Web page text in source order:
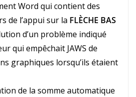
Word qui contient des
de l’appui sur la FLÈCHE BAS
d’un problème indiqué
qui empêchait JAWS de
graphiques lorsqu’ils étaient
de la somme automatique